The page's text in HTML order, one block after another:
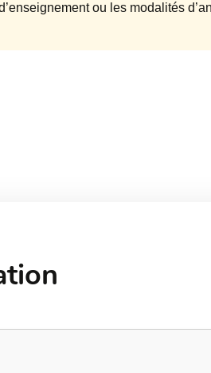
ou les modalités